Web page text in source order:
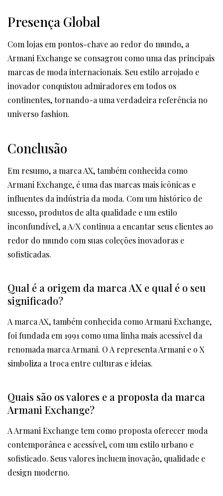
Presença Global
Com lojas em pontos-chave ao redor do mundo, a
Armani Exchange se consagrou como uma das principais
marcas de moda internacionais. Seu estilo arrojado e
inovador conquistou admiradores em todos os
continentes, tornando-a uma verdadeira referência no
universo fashion.
Conclusão
Em resumo, a marca AX, também conhecida como
Armani Exchange, é uma das marcas mais icônicas e
influentes da indústria da moda. Com um histórico de
sucesso, produtos de alta qualidade e um estilo
inconfundível, a A/X continua a encantar seus clientes ao
redor do mundo com suas coleções inovadoras e
sofisticadas.
Qual é a origem da marca AX e qual é o seu
significado?
A marca AX, também conhecida como Armani Exchange,
foi fundada em 1991 como uma linha mais acessível da
renomada marca Armani. O A representa Armani e o X
simboliza a troca entre culturas e ideias.
Quais são os valores e a proposta da marca
Armani Exchange?
A Armani Exchange tem como proposta oferecer moda
contemporânea e acessível, com um estilo urbano e
sofisticado. Seus valores incluem inovação, qualidade e
design moderno.